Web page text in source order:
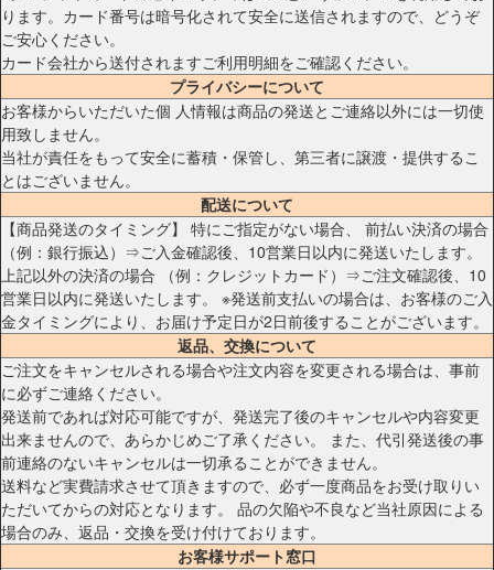
ります。カード番号は暗号化されて安全に送信されますので、どうぞ
ご安心ください。
カード会社から送付されますご利用明細をご確認ください。
プライバシーについて
お客様からいただいた個 人情報は商品の発送とご連絡以外には一切使
用致しません。
当社が責任をもって安全に蓄積・保管し、第三者に譲渡・提供するこ
とはございません。
配送について
【商品発送のタイミング】 特にご指定がない場合、 前払い決済の場合
（例：銀行振込）⇒ご入金確認後、10営業日以内に発送いたします。
上記以外の決済の場合 （例：クレジットカード）⇒ご注文確認後、10
営業日以内に発送いたします。 ※発送前支払いの場合は、お客様のご入
金タイミングにより、お届け予定日が2日前後することがございます。
返品、交換について
ご注文をキャンセルされる場合や注文内容を変更される場合は、事前
に必ずご連絡ください。
発送前であれば対応可能ですが、発送完了後のキャンセルや内容変更
出来ませんので、あらかじめご了承ください。 また、代引発送後の事
前連絡のないキャンセルは一切承ることができません。
送料など実費請求させて頂きますので、必ず一度商品をお受け取りい
ただいてからの対応となります。 品の欠陥や不良など当社原因による
場合のみ、返品・交換を受け付けております。
お客様サポート窓口